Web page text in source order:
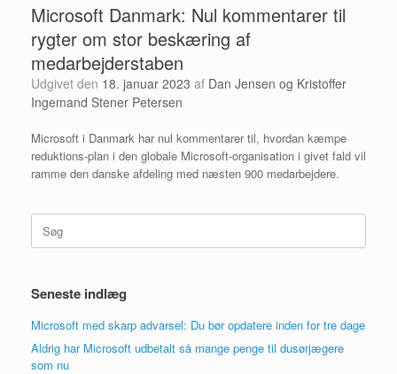
Microsoft Danmark: Nul kommentarer til
rygter om stor beskæring af
medarbejderstaben
Udgivet den 18. januar 2023 af Dan Jensen og Kristoffer
Ingemand Stener Petersen
Microsoft i Danmark har nul kommentarer til, hvordan kæmpe
reduktions-plan i den globale Microsoft-organisation i givet fald vil
ramme den danske afdeling med næsten 900 medarbejdere.
Søg
efter:
Seneste indlæg
Microsoft med skarp advarsel: Du bør opdatere inden for tre dage
Aldrig har Microsoft udbetalt så mange penge til dusørjægere
som nu